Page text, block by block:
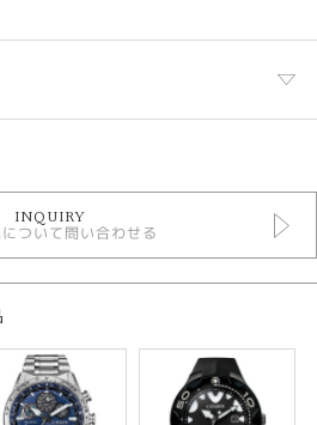
INQUIRY
ついて問い合わせる